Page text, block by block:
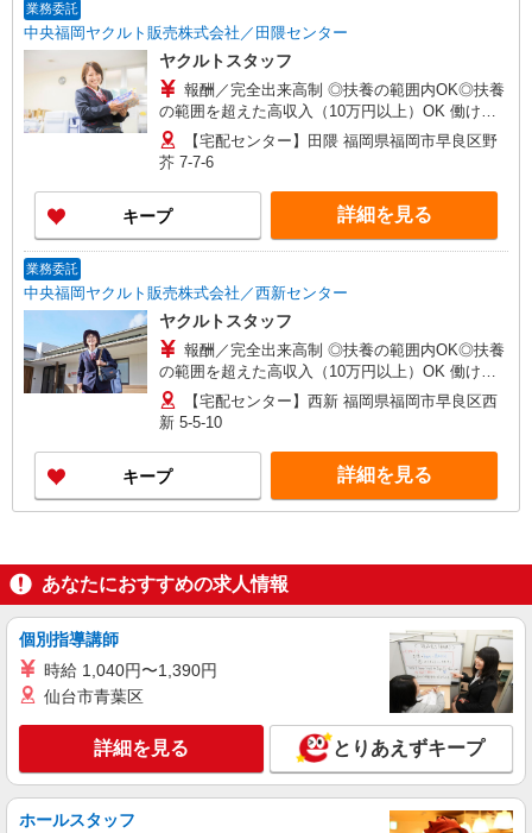
間：10か月
業務委託
中央福岡ヤクルト販売株式会社／田隈センター
ヤクルトスタッフ
報酬／完全出来高制 ◎扶養の範囲内OK◎扶養
の範囲を超えた高収入（10万円以上）OK 働ける
時間や環境に合わせて最大限に考慮します。 職場
体験実施！少しでも不安のある方、お気軽にお問
い合わせください！ ＊収入補償（10ヶ月）／月10
万円※研修・社員同行フォローも約2ヶ月間と充
実！ ◆商品買取りなし！しっかり稼げます◎ ※研
修期間／5日間／4000円／日 収入保障期間：10か
【宅配センター】田隈 福岡県福岡市早良区野
芥 7-7-6
キープ 詳細を見る
業務委託
中央福岡ヤクルト販売株式会社／西新センター
ヤクルトスタッフ
報酬／完全出来高制 ◎扶養の範囲内OK◎扶養
の範囲を超えた高収入（10万円以上）OK 働ける
時間や環境に合わせて最大限に考慮します。 職場
体験実施！少しでも不安のある方、お気軽にお問
い合わせください！ ＊収入補償（10ヶ月）／月10
万円※研修・社員同行フォローも約2ヶ月間と充
実！ ◆商品買取りなし！しっかり稼げます◎ ※研
修期間／5日間／4000円／日 収入保障期間：10か
【宅配センター】西新 福岡県福岡市早良区西
新 5-5-10
キープ 詳細を見る
あなたにおすすめの求人情報
個別指導講師
時給 1,040円〜1,390円
仙台市青葉区
詳細を見る とりあえずキープ
ホールスタッフ